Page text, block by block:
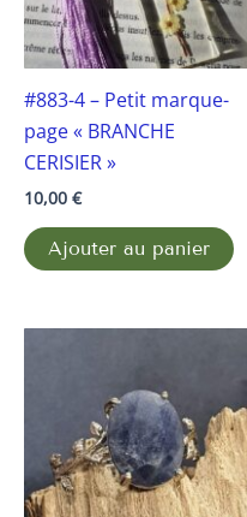
#883-4 – Petit marque-
page « BRANCHE
CERISIER »
10,00 €
Ajouter au panier